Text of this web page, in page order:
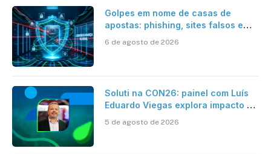
Golpes em nome de casas de
apostas: phishing, sites falsos e
6 de agosto de 2026
Soluti na CON26: painel com Luís
Eduardo Viegas explora impacto de
Contabilidade
5 de agosto de 2026